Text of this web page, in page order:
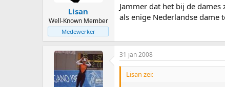
Lisan
Well-Known Member
Medewerker
Jammer dat het bij de
als enige Nederlandse dame
31 jan 2008
Lisan zei: